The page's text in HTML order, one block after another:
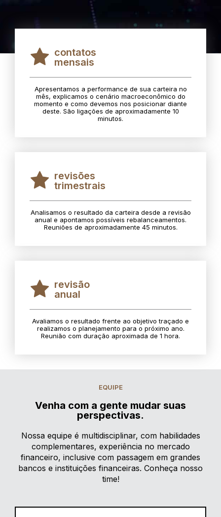
contatos
mensais
Apresentamos a performance de sua carteira no
mês, explicamos o cenário macroeconômico do
momento e como devemos nos posicionar diante
deste. São ligações de aproximadamente 10
minutos.
revisões
trimestrais
Analisamos o resultado da carteira desde a revisão
anual e apontamos possíveis rebalanceamentos.
Reuniões de aproximadamente 45 minutos.
revisão
anual
Avaliamos o resultado frente ao objetivo traçado e
realizamos o planejamento para o próximo ano.
Reunião com duração aproximada de 1 hora.
EQUIPE
Venha com a gente mudar suas
perspectivas.
Nossa equipe é multidisciplinar, com habilidades
complementares, experiência no mercado
financeiro, inclusive com passagem em grandes
bancos e instituições financeiras. Conheça nosso
time!